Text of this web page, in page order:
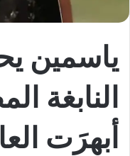
ياسمين
النابغة
أبهرَت